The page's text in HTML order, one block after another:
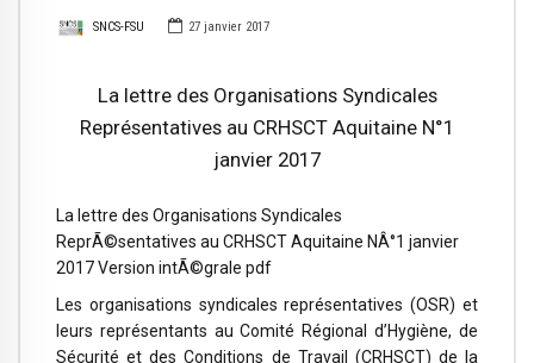
SNCS-FSU 27 janvier 2017
La lettre des Organisations Syndicales
Représentatives au CRHSCT Aquitaine N°1
janvier 2017
La lettre des Organisations Syndicales
ReprÃ©sentatives au CRHSCT Aquitaine NÂ°1 janvier
2017 Version intÃ©grale pdf
Les organisations syndicales représentatives (OSR) et
leurs représentants au Comité Régional d’Hygiène, de
Sécurité et des Conditions de Travail (CRHSCT) de la